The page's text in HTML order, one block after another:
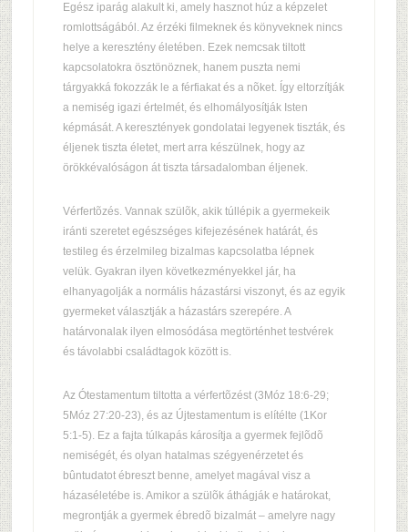
Egész iparág alakult ki, amely hasznot húz a képzelet
romlottságából. Az érzéki filmeknek és könyveknek nincs
helye a keresztény életében. Ezek nemcsak tiltott
kapcsolatokra ösztönöznek, hanem puszta nemi
tárgyakká fokozzák le a férfiakat és a nõket. Így eltorzítják
a nemiség igazi értelmét, és elhomályosítják Isten
képmását. A keresztények gondolatai legyenek tiszták, és
éljenek tiszta életet, mert arra készülnek, hogy az
örökkévalóságon át tiszta társadalomban éljenek.
Vérfertõzés. Vannak szülõk, akik túllépik a gyermekeik
iránti szeretet egészséges kifejezésének határát, és
testileg és érzelmileg bizalmas kapcsolatba lépnek
velük. Gyakran ilyen következményekkel jár, ha
elhanyagolják a normális házastársi viszonyt, és az egyik
gyermeket választják a házastárs szerepére. A
határvonalak ilyen elmosódása megtörténhet testvérek
és távolabbi családtagok között is.
Az Ótestamentum tiltotta a vérfertõzést (3Móz 18:6-29;
5Móz 27:20-23), és az Újtestamentum is elítélte (1Kor
5:1-5). Ez a fajta túlkapás károsítja a gyermek fejlõdõ
nemiségét, és olyan hatalmas szégyenérzetet és
bûntudatot ébreszt benne, amelyet magával visz a
házaséletébe is. Amikor a szülõk áthágják e határokat,
megrontják a gyermek ébredõ bizalmát – amelyre nagy